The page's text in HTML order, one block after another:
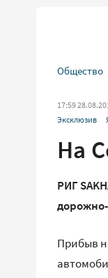
Общество
17:59
Эксклюзив
На
РИГ
Прибыв